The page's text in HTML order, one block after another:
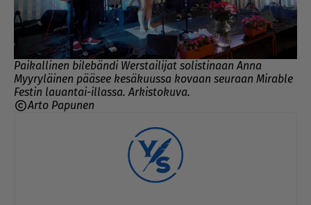
Paikallinen bilebändi Werstailijat solistinaan Anna
Myyryläinen pääsee kesäkuussa kovaan seuraan Mirable
Festin lauantai-illassa. Arkistokuva.
Arto Papunen